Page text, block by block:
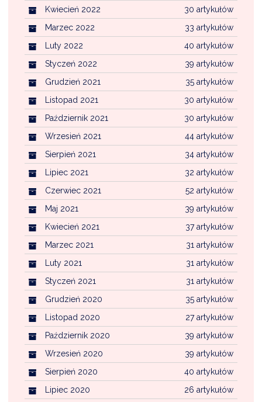
30 artykułów
Kwiecień 2022
33 artykułów
Marzec 2022
40 artykułów
Luty 2022
39 artykułów
Styczeń 2022
35 artykułów
Grudzień 2021
30 artykułów
Listopad 2021
30 artykułów
Październik 2021
44 artykułów
Wrzesień 2021
34 artykułów
Sierpień 2021
32 artykułów
Lipiec 2021
52 artykułów
Czerwiec 2021
39 artykułów
Maj 2021
37 artykułów
Kwiecień 2021
31 artykułów
Marzec 2021
31 artykułów
Luty 2021
31 artykułów
Styczeń 2021
35 artykułów
Grudzień 2020
27 artykułów
Listopad 2020
39 artykułów
Październik 2020
39 artykułów
Wrzesień 2020
40 artykułów
Sierpień 2020
26 artykułów
Lipiec 2020